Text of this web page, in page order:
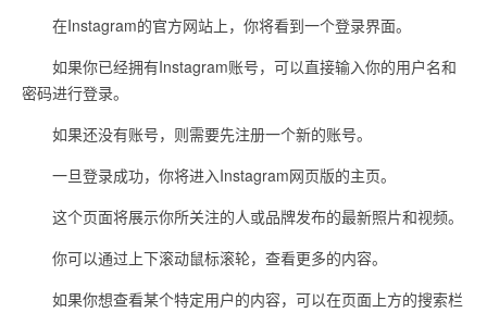
在Instagram的官方网站上，你将看到一个登录界面。
如果你已经拥有Instagram账号，可以直接输入你的用户名和
密码进行登录。
如果还没有账号，则需要先注册一个新的账号。
一旦登录成功，你将进入Instagram网页版的主页。
这个页面将展示你所关注的人或品牌发布的最新照片和视频。
你可以通过上下滚动鼠标滚轮，查看更多的内容。
如果你想查看某个特定用户的内容，可以在页面上方的搜索栏